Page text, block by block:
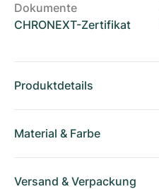
Dokumente
CHRONEXT-Zertifikat
Produktdetails
Material & Farbe
Versand & Verpackung